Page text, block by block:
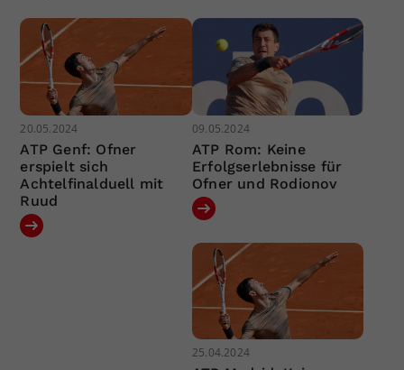
20.05.2024
ATP Genf: Ofner
erspielt sich
Achtelfinalduell mit
Ruud
09.05.2024
ATP Rom: Keine
Erfolgserlebnisse für
Ofner und Rodionov
25.04.2024